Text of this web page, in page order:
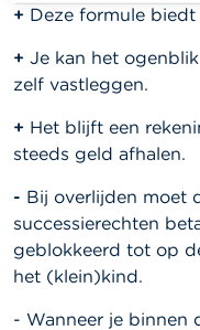
+ Deze formule
+ Je kan het
zelf vastleggen.
+ Het blijft een
steeds geld afhalen.
- Bij overlijden moet
successierechten
geblokkeerd tot op
het (klein)kind.
- Wanneer je binnen